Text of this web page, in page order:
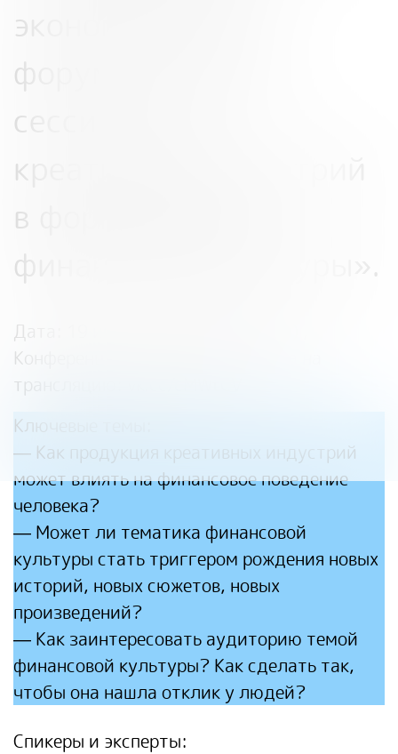
экономического
форума состоится
сессия «Роль
креативных индустрий
в формировании
финансовой культуры».
Дата: 19 июня, 17:00-18:15 (мск) ,
Конференц-зал «Пассаж», ссылка на
трансляцию:
Ключевые темы:
— Как продукция креативных индустрий
может влиять на финансовое поведение
человека?
— Может ли тематика финансовой
культуры стать триггером рождения новых
историй, новых сюжетов, новых
произведений?
— Как заинтересовать аудиторию темой
финансовой культуры? Как сделать так,
чтобы она нашла отклик у людей?
Спикеры и эксперты: